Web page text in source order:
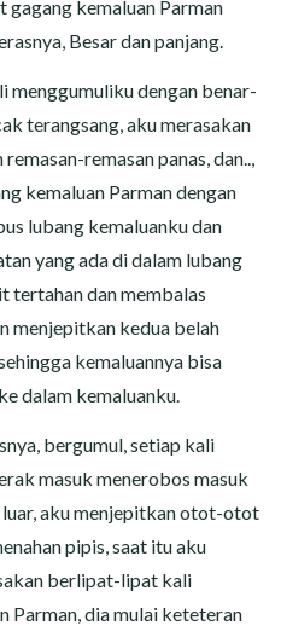
gagang kemaluan Parman
Besar dan panjang.
menggumuliku dengan benar-
terangsang, aku merasakan
remasan panas, dan..,
kemaluan Parman dengan
lubang kemaluanku dan
yang ada di dalam lubang
tertahan dan membalas
menjepitkan kedua belah
kemaluannya bisa
dalam kemaluanku.
bergumul, setiap kali
masuk menerobos masuk
aku menjepitkan otot-otot
pipis, saat itu aku
berlipat-lipat kali
Parman, dia mulai keteteran